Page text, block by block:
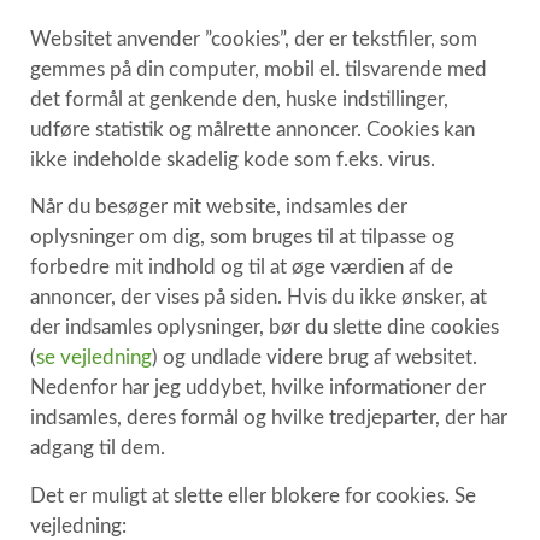
Websitet anvender ”cookies”, der er tekstfiler, som
gemmes på din computer, mobil el. tilsvarende med
det formål at genkende den, huske indstillinger,
udføre statistik og målrette annoncer. Cookies kan
ikke indeholde skadelig kode som f.eks. virus.
Når du besøger mit website, indsamles der
oplysninger om dig, som bruges til at tilpasse og
forbedre mit indhold og til at øge værdien af de
annoncer, der vises på siden. Hvis du ikke ønsker, at
der indsamles oplysninger, bør du slette dine cookies
(se vejledning) og undlade videre brug af websitet.
Nedenfor har jeg uddybet, hvilke informationer der
indsamles, deres formål og hvilke tredjeparter, der har
adgang til dem.
Det er muligt at slette eller blokere for cookies. Se
vejledning: